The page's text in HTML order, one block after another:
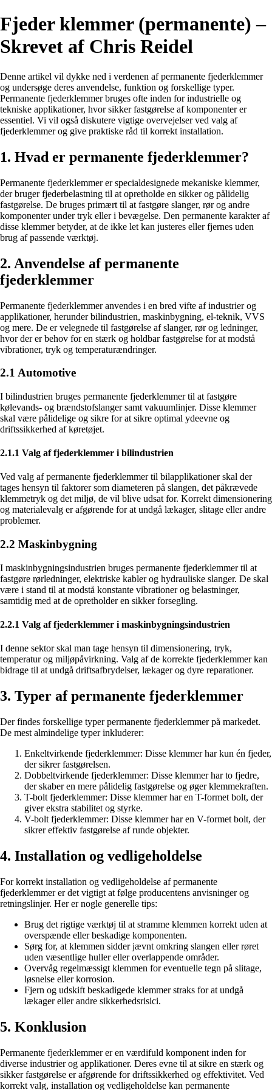
Fjeder klemmer (permanente) –
Skrevet af Chris Reidel
Denne artikel vil dykke ned i verdenen af permanente fjederklemmer
og undersøge deres anvendelse, funktion og forskellige typer.
Permanente fjederklemmer bruges ofte inden for industrielle og
tekniske applikationer, hvor sikker fastgørelse af komponenter er
essentiel. Vi vil også diskutere vigtige overvejelser ved valg af
fjederklemmer og give praktiske råd til korrekt installation.
1. Hvad er permanente fjederklemmer?
Permanente fjederklemmer er specialdesignede mekaniske klemmer,
der bruger fjederbelastning til at opretholde en sikker og pålidelig
fastgørelse. De bruges primært til at fastgøre slanger, rør og andre
komponenter under tryk eller i bevægelse. Den permanente karakter af
disse klemmer betyder, at de ikke let kan justeres eller fjernes uden
brug af passende værktøj.
2. Anvendelse af permanente
fjederklemmer
Permanente fjederklemmer anvendes i en bred vifte af industrier og
applikationer, herunder bilindustrien, maskinbygning, el-teknik, VVS
og mere. De er velegnede til fastgørelse af slanger, rør og ledninger,
hvor der er behov for en stærk og holdbar fastgørelse for at modstå
vibrationer, tryk og temperaturændringer.
2.1 Automotive
I bilindustrien bruges permanente fjederklemmer til at fastgøre
kølevands- og brændstofslanger samt vakuumlinjer. Disse klemmer
skal være pålidelige og sikre for at sikre optimal ydeevne og
driftssikkerhed af køretøjet.
2.1.1 Valg af fjederklemmer i bilindustrien
Ved valg af permanente fjederklemmer til bilapplikationer skal der
tages hensyn til faktorer som diameteren på slangen, det påkrævede
klemmetryk og det miljø, de vil blive udsat for. Korrekt dimensionering
og materialevalg er afgørende for at undgå lækager, slitage eller andre
problemer.
2.2 Maskinbygning
I maskinbygningsindustrien bruges permanente fjederklemmer til at
fastgøre rørledninger, elektriske kabler og hydrauliske slanger. De skal
være i stand til at modstå konstante vibrationer og belastninger,
samtidig med at de opretholder en sikker forsegling.
2.2.1 Valg af fjederklemmer i maskinbygningsindustrien
I denne sektor skal man tage hensyn til dimensionering, tryk,
temperatur og miljøpåvirkning. Valg af de korrekte fjederklemmer kan
bidrage til at undgå driftsafbrydelser, lækager og dyre reparationer.
3. Typer af permanente fjederklemmer
Der findes forskellige typer permanente fjederklemmer på markedet.
De mest almindelige typer inkluderer:
Enkeltvirkende fjederklemmer: Disse klemmer har kun én fjeder,
der sikrer fastgørelsen.
Dobbeltvirkende fjederklemmer: Disse klemmer har to fjedre,
der skaber en mere pålidelig fastgørelse og øger klemmekraften.
T-bolt fjederklemmer: Disse klemmer har en T-formet bolt, der
giver ekstra stabilitet og styrke.
V-bolt fjederklemmer: Disse klemmer har en V-formet bolt, der
sikrer effektiv fastgørelse af runde objekter.
4. Installation og vedligeholdelse
For korrekt installation og vedligeholdelse af permanente
fjederklemmer er det vigtigt at følge producentens anvisninger og
retningslinjer. Her er nogle generelle tips:
Brug det rigtige værktøj til at stramme klemmen korrekt uden at
overspænde eller beskadige komponenten.
Sørg for, at klemmen sidder jævnt omkring slangen eller røret
uden væsentlige huller eller overlappende områder.
Overvåg regelmæssigt klemmen for eventuelle tegn på slitage,
løsnelse eller korrosion.
Fjern og udskift beskadigede klemmer straks for at undgå
lækager eller andre sikkerhedsrisici.
5. Konklusion
Permanente fjederklemmer er en værdifuld komponent inden for
diverse industrier og applikationer. Deres evne til at sikre en stærk og
sikker fastgørelse er afgørende for driftssikkerhed og effektivitet. Ved
korrekt valg, installation og vedligeholdelse kan permanente